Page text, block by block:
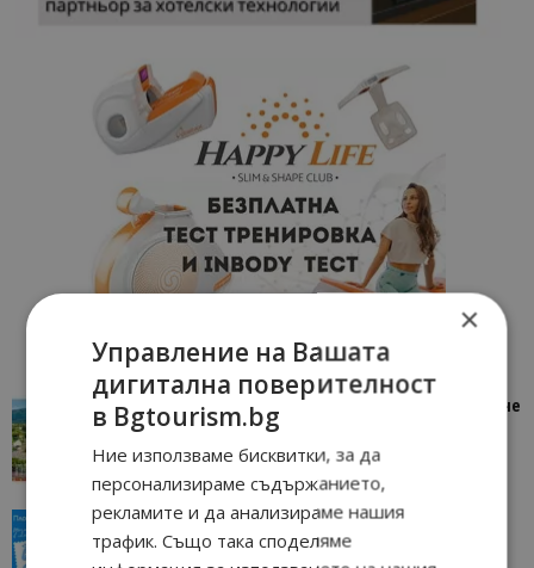
“Пощенска картичка от…”: Петрич – Изживяване
отвъд очакваното
Петрич 11/07/2026 11:22
“Пощенска картичка от…”: Пловдив, градът на
всички времена
×
Управление на Вашата
дигитална поверителност
в Bgtourism.bg
Ние използваме бисквитки, за да
персонализираме съдържанието,
рекламите и да анализираме нашия
трафик. Също така споделяме